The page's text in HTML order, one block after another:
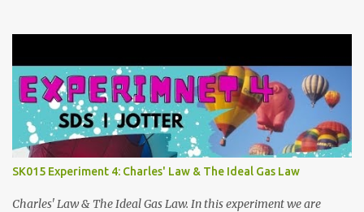
https://anyflip.com/qgqpm/ccih/ 2015/2016:
https://anyflip.com/qgqpm/xaku/ 2016/2017:
https://anyflip.com/qgqpm/adkc 2017/2018:
https://anyflip.com/pnrrr/mfyv SK025 2018/2019:
https://anyflip.com/pnrrr/iiyh 2019/2020:
https://anyflip.com/yrcyt/uzxe/ 2020/2021:
https://anyflip.com/yrcyt/psud/ 2021/2022:
https://anyflip.com/yrcyt/gfhx/ Penafian: Bahan-bahan ini
SK015 Experiment 4: Charles' Law & The Ideal Gas Law
Charles' Law & The Ideal Gas Law. In this experiment we are